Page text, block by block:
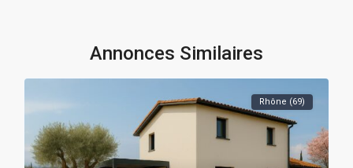
Annonces Similaires
Rhône (69)